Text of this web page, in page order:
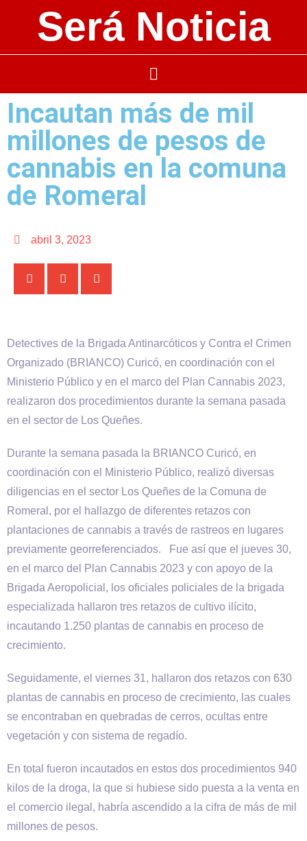
Será Noticia
Incautan más de mil
millones de pesos de
cannabis en la comuna
de Romeral
abril 3, 2023
Detectives de la Brigada Antinarcóticos y Contra el Crimen
Organizado (BRIANCO) Curicó, en coordinación con el
Ministerio Público y en el marco del Plan Cannabis 2023,
realizaron dos procedimientos durante la semana pasada
en el sector de Los Queñes.
Durante la semana pasada la BRIANCO Curicó, en
coordinación con el Ministerio Público, realizó diversas
diligencias en el sector Los Queñes de la Comuna de
Romeral, por el hallazgo de diferentes retazos con
plantaciones de cannabis a través de rastreos en lugares
previamente georreferenciados. Fue así que el jueves 30,
en el marco del Plan Cannabis 2023 y con apoyo de la
Brigada Aeropolicial, los oficiales policiales de la brigada
especializada hallaron tres retazos de cultivo ilícito,
incautando 1.250 plantas de cannabis en proceso de
crecimiento.
Seguidamente, el viernes 31, hallaron dos retazos con 630
plantas de cannabis en proceso de crecimiento, las cuales
se encontraban en quebradas de cerros, ocultas entre
vegetación y con sistema de regadío.
En total fueron incautados en estos dos procedimientos 940
kilos de la droga, la que si hubiese sido puesta a la venta en
el comercio ilegal, habría ascendido a la cifra de más de mil
millones de pesos.